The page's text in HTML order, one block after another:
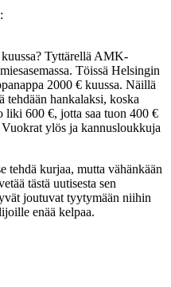
Tyttärellä AMK-
Töissä Helsingin
2000 € kuussa. Näillä
tehdään hankalaksi, koska
liki 600 €, jotta saa tuon 400 €
ylös ja kannusloukkuja
tehdä kurjaa, mutta vähänkään
tästä uutisesta sen
joutuvat tyytymään niihin
enää kelpaa.